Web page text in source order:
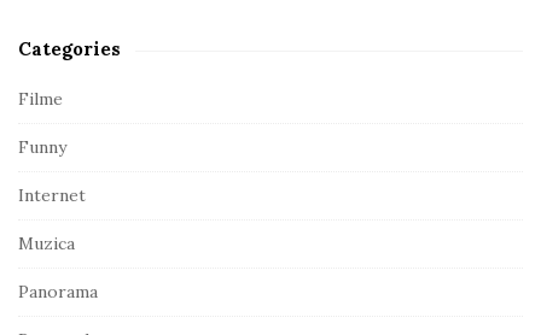
i
d
b
a
Categories
Filme
Funny
Internet
Muzica
Panorama